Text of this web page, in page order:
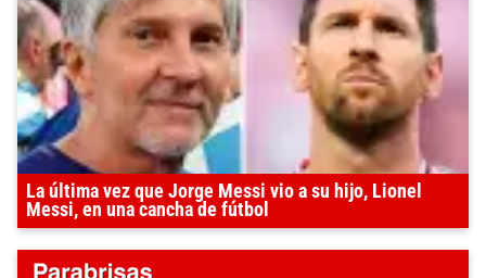
La última vez que Jorge Messi vio a su hijo, Lionel
Messi, en una cancha de fútbol